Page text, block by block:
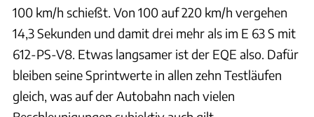
100 km/h schießt. Von 100 auf 220 km/h vergehen
14,3 Sekunden und damit drei mehr als im E 63 S mit
612-PS-V8. Etwas langsamer ist der EQE also. Dafür
bleiben seine Sprintwerte in allen zehn Testläufen
gleich, was auf der Autobahn nach vielen